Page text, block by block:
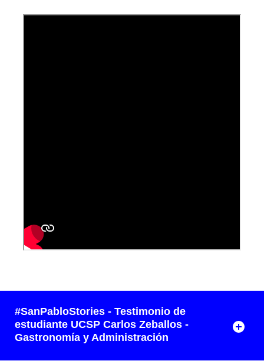
#SanPabloStories - Testimonio de
estudiante UCSP Carlos Zeballos -
Gastronomía y Administración